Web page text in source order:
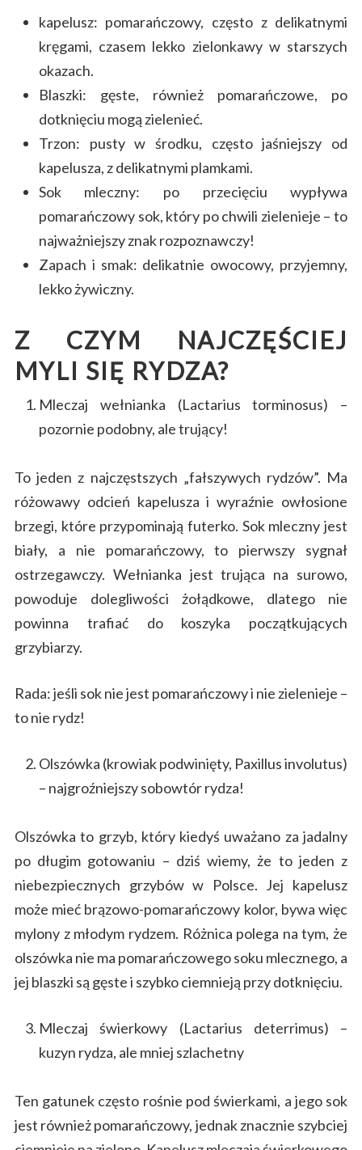
kapelusz: pomarańczowy, często z delikatnymi
kręgami, czasem lekko zielonkawy w starszych
okazach.
Blaszki: gęste, również pomarańczowe, po
dotknięciu mogą zielenieć.
Trzon: pusty w środku, często jaśniejszy od
kapelusza, z delikatnymi plamkami.
Sok mleczny: po przecięciu wypływa
pomarańczowy sok, który po chwili zielenieje – to
najważniejszy znak rozpoznawczy!
Zapach i smak: delikatnie owocowy, przyjemny,
lekko żywiczny.
Z CZYM NAJCZĘŚCIEJ
MYLI SIĘ RYDZA?
Mleczaj wełnianka (Lactarius torminosus) –
pozornie podobny, ale trujący!
To jeden z najczęstszych „fałszywych rydzów”. Ma
różowawy odcień kapelusza i wyraźnie owłosione
brzegi, które przypominają futerko. Sok mleczny jest
biały, a nie pomarańczowy, to pierwszy sygnał
ostrzegawczy. Wełnianka jest trująca na surowo,
powoduje dolegliwości żołądkowe, dlatego nie
powinna trafiać do koszyka początkujących
grzybiarzy.
Rada: jeśli sok nie jest pomarańczowy i nie zielenieje –
to nie rydz!
Olszówka (krowiak podwinięty, Paxillus involutus)
– najgroźniejszy sobowtór rydza!
Olszówka to grzyb, który kiedyś uważano za jadalny
po długim gotowaniu – dziś wiemy, że to jeden z
niebezpiecznych grzybów w Polsce. Jej kapelusz
może mieć brązowo-pomarańczowy kolor, bywa więc
mylony z młodym rydzem. Różnica polega na tym, że
olszówka nie ma pomarańczowego soku mlecznego, a
jej blaszki są gęste i szybko ciemnieją przy dotknięciu.
Mleczaj świerkowy (Lactarius deterrimus) –
kuzyn rydza, ale mniej szlachetny
Ten gatunek często rośnie pod świerkami, a jego sok
jest również pomarańczowy, jednak znacznie szybciej